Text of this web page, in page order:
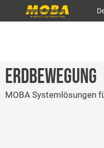
ERDBEWEGUNG
MOBA Systemlösungen